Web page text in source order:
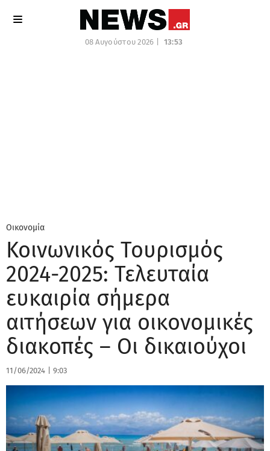
08 Αυγούστου 2026 | 13:53
Οικονομία
Κοινωνικός Τουρισμός
2024-2025: Τελευταία
ευκαιρία σήμερα
αιτήσεων για οικονομικές
διακοπές – Οι δικαιούχοι
11/06/2024 9:03